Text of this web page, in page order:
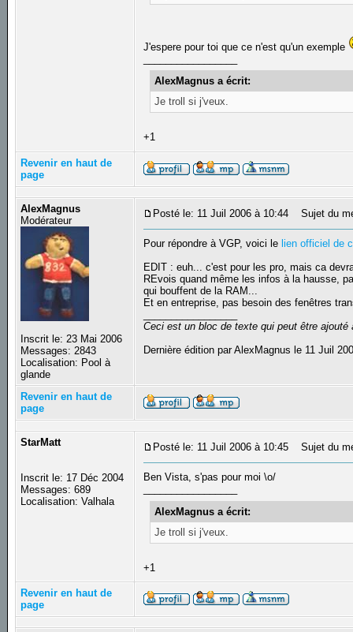
J'espere pour toi que ce n'est qu'un exemple
AlexMagnus a écrit:
Je troll si j'veux.
+1
Revenir en haut de
page
AlexMagnus
Modérateur
Inscrit le: 23 Mai 2006
Messages: 2843
Localisation: Pool à
glande
Posté le: 11 Juil 2006 à 10:44 Sujet du
Pour répondre à VGP, voici le lien officiel de
EDIT : euh... c'est pour les pro, mais ca
REvois quand même les infos à la hausse,
qui bouffent de la RAM...
Et en entreprise, pas besoin des fenêtres
Ceci est un bloc de texte qui peut être
Dernière édition par AlexMagnus le 11 Juil
Revenir en haut de
page
StarMatt
Inscrit le: 17 Déc 2004
Messages: 689
Localisation: Valhala
Posté le: 11 Juil 2006 à 10:45 Sujet du
Ben Vista, s'pas pour moi \o/
AlexMagnus a écrit:
Je troll si j'veux.
+1
Revenir en haut de
page